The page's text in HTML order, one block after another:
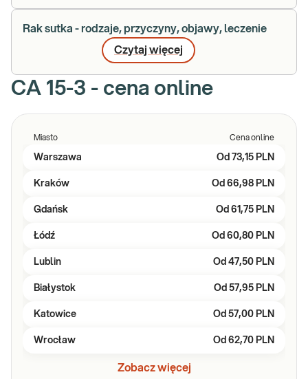
Rak sutka - rodzaje, przyczyny, objawy, leczenie
Czytaj więcej
CA 15-3 - cena online
Miasto Cena online
Warszawa Od 73,15 PLN
Kraków Od 66,98 PLN
Gdańsk Od 61,75 PLN
Łódź Od 60,80 PLN
Lublin Od 47,50 PLN
Białystok Od 57,95 PLN
Katowice Od 57,00 PLN
Wrocław Od 62,70 PLN
Zobacz więcej